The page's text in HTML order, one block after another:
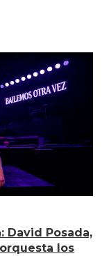
David Posada,
los